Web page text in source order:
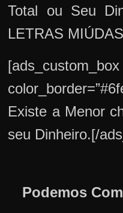
Total ou Seu
LETRAS
Existe a Menor
seu Dinheiro.[/
Podemos